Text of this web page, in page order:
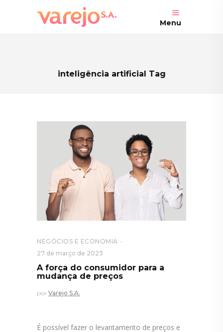
Menu
inteligência artificial Tag
NEGÓCIOS E ECONOMIA
27 de março de 2023
A força do consumidor para a
mudança de preços
por Varejo S.A.
É possível fazer o levantamento de preços e